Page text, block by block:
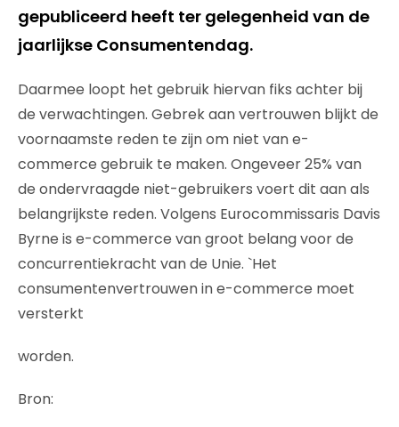
gepubliceerd heeft ter gelegenheid van de
jaarlijkse Consumentendag.
Daarmee loopt het gebruik hiervan fiks achter bij
de verwachtingen. Gebrek aan vertrouwen blijkt de
voornaamste reden te zijn om niet van e-
commerce gebruik te maken. Ongeveer 25% van
de ondervraagde niet-gebruikers voert dit aan als
belangrijkste reden. Volgens Eurocommissaris Davis
Byrne is e-commerce van groot belang voor de
concurrentiekracht van de Unie. `Het
consumentenvertrouwen in e-commerce moet
versterkt
worden.
Bron: